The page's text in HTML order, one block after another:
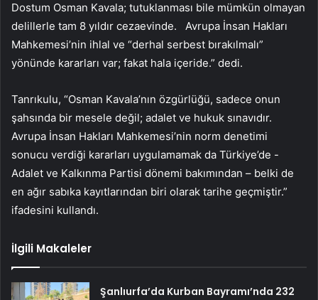
Dostum Osman Kavala; tutuklanması bile mümkün olmayan
delillerle tam 8 yıldır cezaevinde. Avrupa İnsan Hakları
Mahkemesi’nin ihlal ve “derhal serbest bırakılmalı”
yönünde kararları var; fakat hala içeride.” dedi.
Tanrıkulu, “Osman Kavala’nın özgürlüğü, sadece onun
şahsında bir mesele değil; adalet ve hukuk sınavıdır.
Avrupa İnsan Hakları Mahkemesi’nin norm denetimi
sonucu verdiği kararları uygulamamak da Türkiye’de -
Adalet ve Kalkınma Partisi dönemi bakımından – belki de
en ağır sabıka kayıtlarından biri olarak tarihe geçmiştir.”
ifadesini kullandı.
İlgili Makaleler
Şanlıurfa’da Kurban Bayramı’nda 232